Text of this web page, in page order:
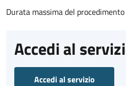
Durata massima del
Accedi al
Accedi al servizio